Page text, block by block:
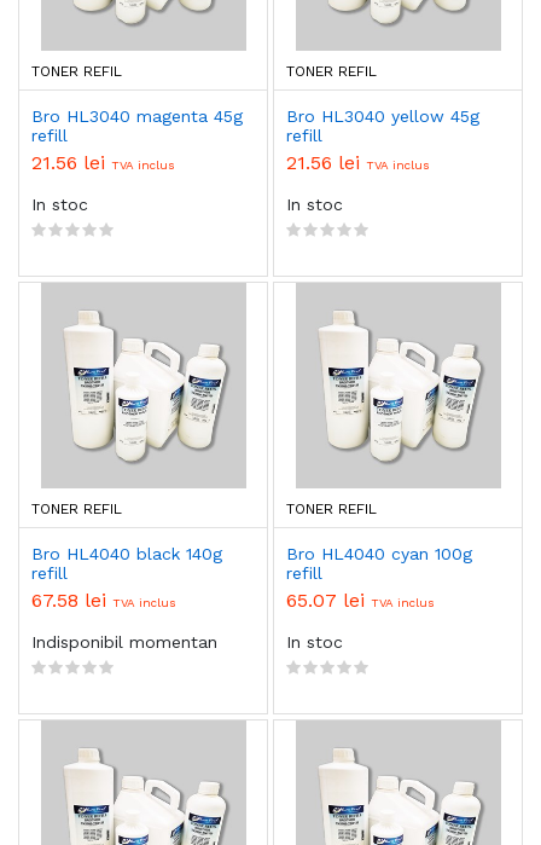
TONER REFIL
Bro HL3040 magenta 45g
refill
21.56 lei TVA inclus
In stoc
TONER REFIL
Bro HL3040 yellow 45g
refill
21.56 lei TVA inclus
In stoc
TONER REFIL
Bro HL4040 black 140g
refill
67.58 lei TVA inclus
Indisponibil momentan
TONER REFIL
Bro HL4040 cyan 100g
refill
65.07 lei TVA inclus
In stoc